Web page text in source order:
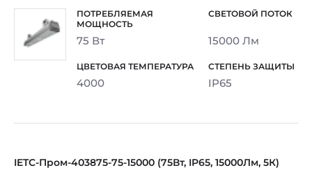
75 Вт 15000 Лм
4000 IP65
IETC-Пром-403875-75-15000 (75Вт, IP65, 15000Лм, 5К)